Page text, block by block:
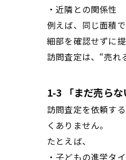
・近隣との関係性
例えば、同じ面積
細部を確認せずに
訪問査定は、“売れ
1-3 「まだ売ら
訪問査定を依頼す
くありません。
たとえば、
・子どもの進学タ